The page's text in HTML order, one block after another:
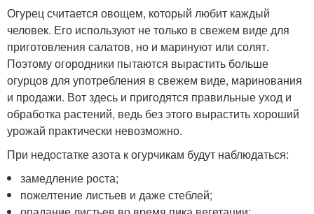
Огурец считается овощем, который любит каждый
человек. Его используют не только в свежем виде для
приготовления салатов, но и маринуют или солят.
Поэтому огородники пытаются вырастить больше
огурцов для употребления в свежем виде, маринования
и продажи. Вот здесь и пригодятся правильные уход и
обработка растений, ведь без этого вырастить хороший
урожай практически невозможно.
При недостатке азота к огурчикам будут наблюдаться:
замедление роста;
пожелтение листьев и даже стеблей;